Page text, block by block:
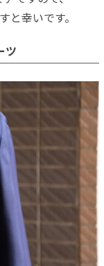
と幸いです。
ツ